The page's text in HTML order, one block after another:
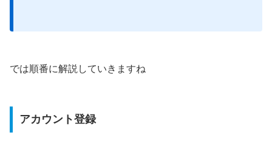
では順番に解説していきますね
アカウント登録